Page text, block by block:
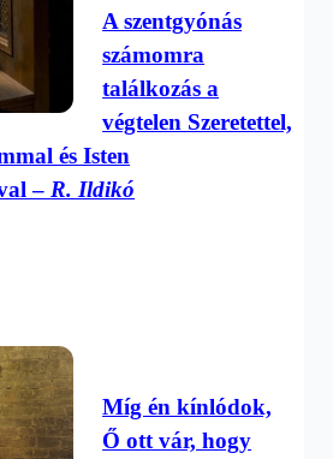
A szentgyónás
számomra
találkozás a
végtelen Szeretettel,
és Isten
– R. Ildikó
Míg én kínlódok,
Ő ott vár, hogy